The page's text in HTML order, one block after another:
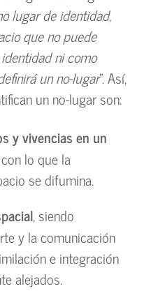
lugar de identidad,
que no puede
ni como
un no-lugar”. Así,
un no-lugar son:
y vivencias en un
lo que la
se difumina.
, siendo
y la comunicación
e integración
alejados.